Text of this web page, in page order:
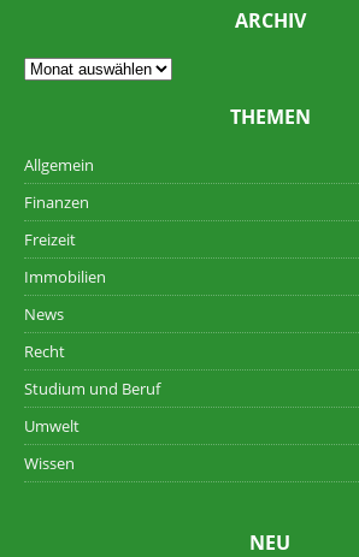
ARCHIV
THEMEN
Allgemein
Finanzen
Freizeit
Immobilien
News
Recht
Studium und Beruf
Umwelt
Wissen
NEU